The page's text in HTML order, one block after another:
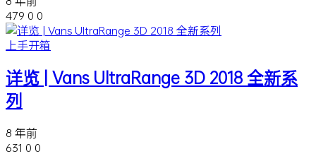
479 0 0
上手开箱
详览 | Vans UltraRange 3D 2018 全新系
列
8 年前
631 0 0